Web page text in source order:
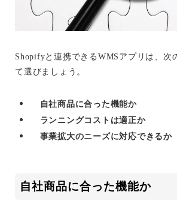
Shopifyと連携できるWMSアプリは、次
て選びましょう。
自社商品に合った機能か
ランニングコストは適正か
事業拡大のニーズに対応できるか
自社商品に合った機能か